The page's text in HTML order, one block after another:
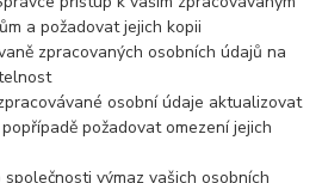
a požadovat jejich kopii
zpracovaných osobních údajů na
osobní údaje aktualizovat
požadovat omezení jejich
výmaz vašich osobních